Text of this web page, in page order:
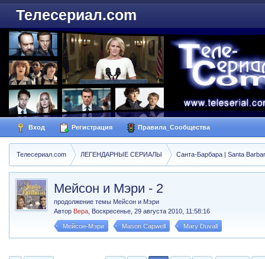
Телесериал.com
Вход Регистрация Правила_Сообщества
Телесериал.com ЛЕГЕНДАРНЫЕ СЕРИАЛЫ Санта-Барбара | Santa
Мейсон и Мэри - 2
продолжение темы Мейсон и Мэри
Автор Вера Воскресенье, 29 августа 2010, 11:58:16
Мейсон-Мэри Mason Capwell Mary Duvall